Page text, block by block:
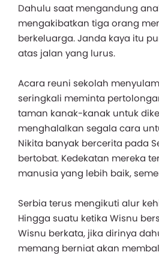
Dahulu saat mengandung
mengakibatkan tiga orang
berkeluarga. Janda kaya itu
atas jalan yang lurus.
Acara reuni sekolah
seringkali meminta
taman kanak-kanak untuk
menghalalkan segala cara
Nikita banyak bercerita pada
bertobat. Kedekatan mereka
manusia yang lebih baik,
Serbia terus mengikuti alur
Hingga suatu ketika Wisnu
Wisnu berkata, jika dirinya
memang berniat akan